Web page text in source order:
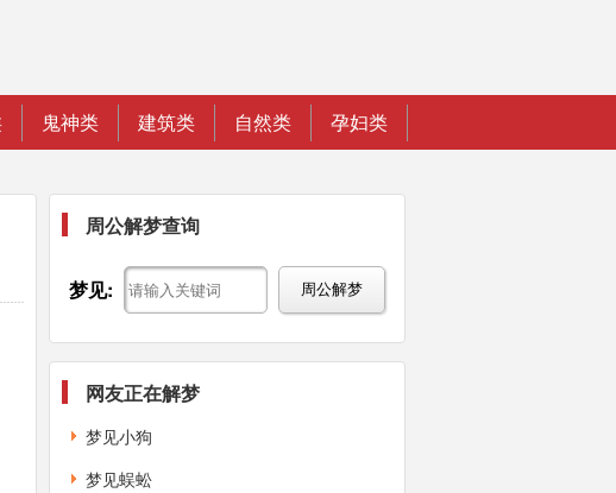
鬼神类 建筑类 自然类 孕妇类
周公解梦查询
梦见: 周公解梦
网友正在解梦
梦见小狗
梦见蜈蚣